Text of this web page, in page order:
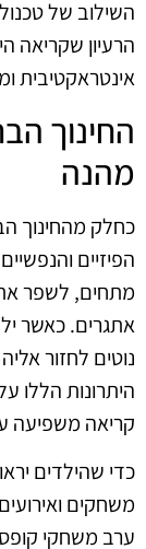
השילוב של
הרעיון שקריאה
אינטראקטיבית
החינוך
מהנה
כחלק מהחינוך
הפיזיים
מתחים, לשפר את
אתגרים. כאשר
נוטים לחזור
היתרונות הללו
קריאה משפיעה
כדי שהילדים
משחקים
ערב משחקי